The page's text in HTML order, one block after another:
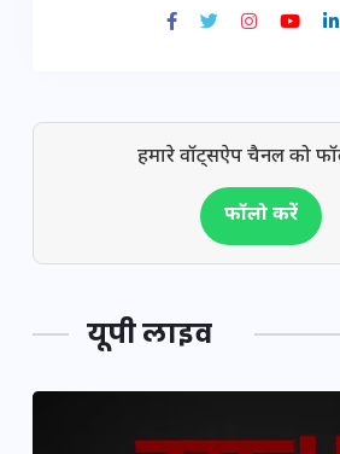
हमारे वॉट्सऐप चैनल को
फॉलो करें
यूपी लाइव